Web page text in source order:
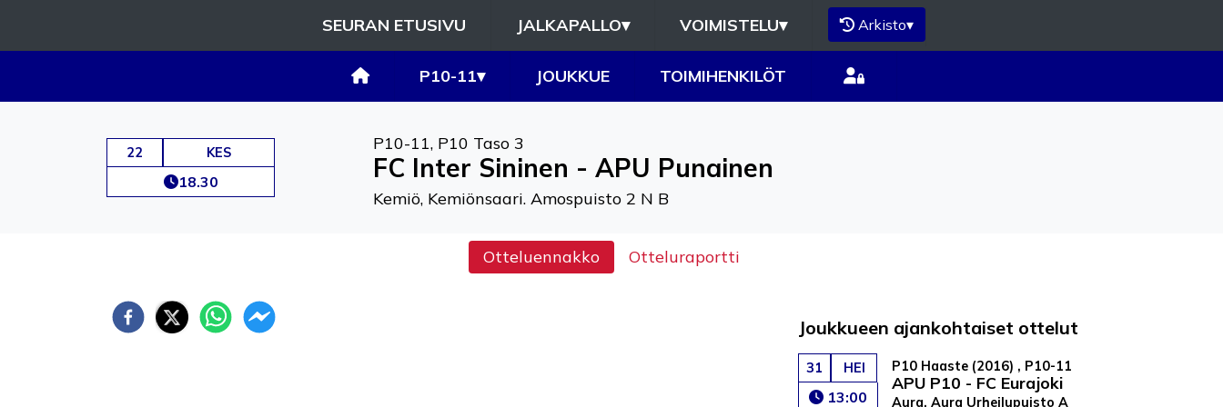
SEURAN ETUSIVU JALKAPALLO▾ VOIMISTELU▾ Arkisto▾
P10-11▾ JOUKKUE TOIMIHENKILÖT
22 KES
18.30
P10-11, P10 Taso 3
FC Inter Sininen - APU Punainen
Kemiö, Kemiönsaari. Amospuisto 2 N B
Otteluennakko Otteluraportti
Joukkueen ajankohtaiset ottelut
31 HEI
13:00
P10 Haaste (2016) , P10-11
APU P10 - FC Eurajoki
Aura, Aura Urheilupuisto A